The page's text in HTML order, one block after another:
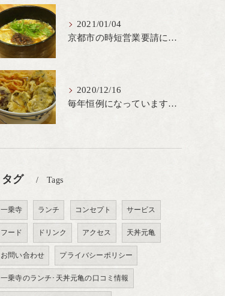
2021/01/04
京都市の時短営業要請に従ってしばらくの間20時までの営業とさせていただいております。寒い時期には温かいお蕎麦がおすすめ
2020/12/16
毎年恒例になっています冬の名物、牡蠣天丼が販売開始です、広島県産の大粒牡蠣を使用し天ぷらならではのカリと衣クリーミーな味わいをどうぞ
タグ Tags
一乗寺 ランチ コンセプト サービス
フード ドリンク アクセス 天丼元亀
お問い合わせ プライバシーポリシー
一乗寺のランチ･天丼元亀の口コミ情報